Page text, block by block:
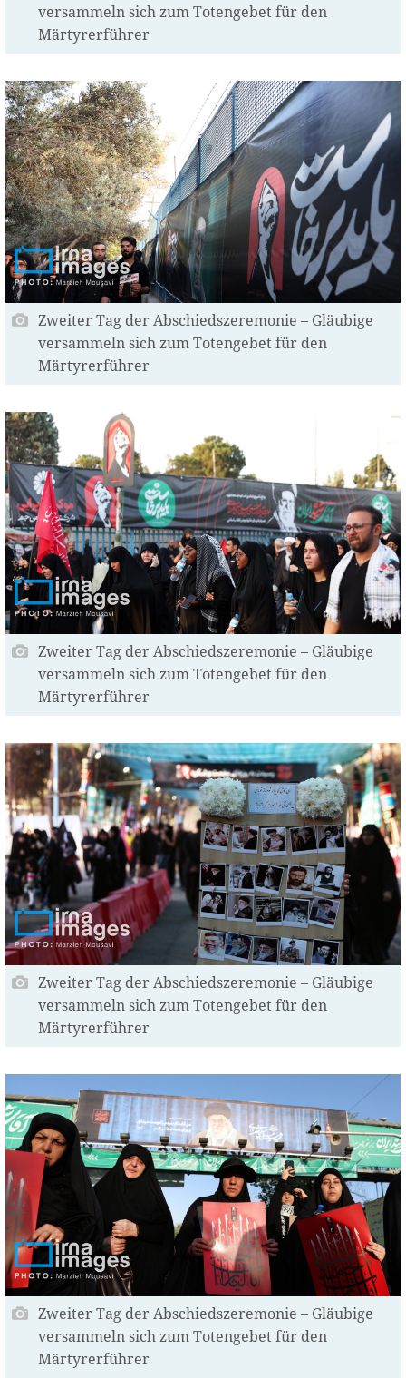
versammeln sich zum Totengebet für den
Märtyrerführer
Zweiter Tag der Abschiedszeremonie – Gläubige
versammeln sich zum Totengebet für den
Märtyrerführer
Zweiter Tag der Abschiedszeremonie – Gläubige
versammeln sich zum Totengebet für den
Märtyrerführer
Zweiter Tag der Abschiedszeremonie – Gläubige
versammeln sich zum Totengebet für den
Märtyrerführer
Zweiter Tag der Abschiedszeremonie – Gläubige
versammeln sich zum Totengebet für den
Märtyrerführer